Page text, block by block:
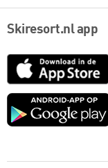
Skiresort.nl app